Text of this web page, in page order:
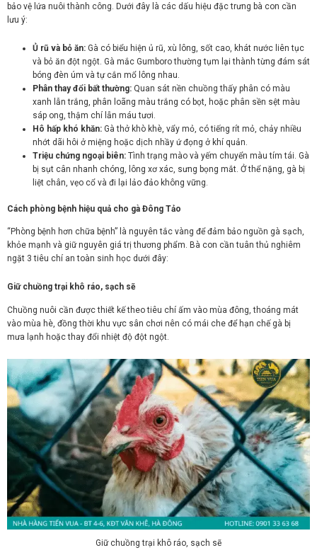
bảo vệ lứa nuôi thành công. Dưới đây là các dấu hiệu đặc trưng bà con cần
lưu ý:
Ủ rũ và bỏ ăn: Gà có biểu hiện ủ rũ, xù lông, sốt cao, khát nước liên tục
và bỏ ăn đột ngột. Gà mắc Gumboro thường tụm lại thành từng đám sát
bóng đèn úm và tự cắn mổ lông nhau.
Phân thay đổi bất thường: Quan sát nền chuồng thấy phân có màu
xanh lẫn trắng, phân loãng màu trắng có bọt, hoặc phân sền sệt màu
sáp ong, thậm chí lẫn máu tươi.
Hô hấp khó khăn: Gà thở khò khè, vẩy mỏ, có tiếng rít mỏ, chảy nhiều
nhớt dãi hôi ở miệng hoặc dịch nhầy ứ đọng ở khí quản.
Triệu chứng ngoại biên: Tình trạng mào và yếm chuyển màu tím tái. Gà
bị sụt cân nhanh chóng, lông xơ xác, sưng bọng mắt. Ở thể nặng, gà bị
liệt chân, vẹo cổ và đi lại lảo đảo không vững.
Cách phòng bệnh hiệu quả cho gà Đông Tảo
“Phòng bệnh hơn chữa bệnh” là nguyên tắc vàng để đảm bảo nguồn gà sạch,
khỏe mạnh và giữ nguyên giá trị thương phẩm. Bà con cần tuân thủ nghiêm
ngặt 3 tiêu chí an toàn sinh học dưới đây:
Giữ chuồng trại khô ráo, sạch sẽ
Chuồng nuôi cần được thiết kế theo tiêu chí ấm vào mùa đông, thoáng mát
vào mùa hè, đồng thời khu vực sân chơi nên có mái che để hạn chế gà bị
mưa lạnh hoặc thay đổi nhiệt độ đột ngột.
Giữ chuồng trại khô ráo, sạch sẽ